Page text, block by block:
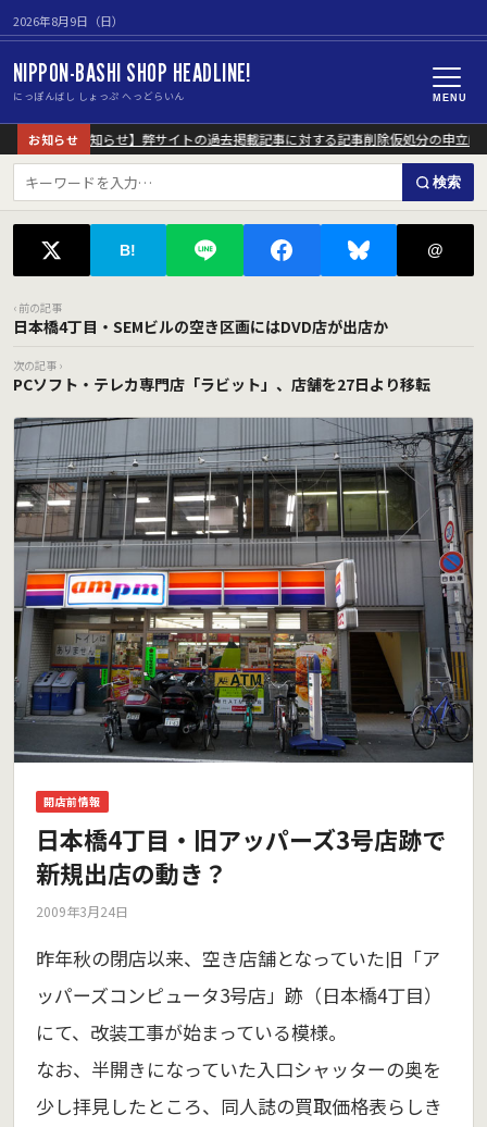
2026年8月9日（日）
NIPPON-BASHI SHOP HEADLINE!
にっぽんばし しょっぷ へっどらいん MENU
お知らせ
【重要なお知らせ】弊サイトの過去掲載記事に対する記事削除仮処分の申立に
検索
B! @
‹ 前の記事
日本橋4丁目・SEMビルの空き区画にはDVD店が出店か
次の記事 ›
PCソフト・テレカ専門店「ラビット」、店舗を27日より移転
開店前情報
日本橋4丁目・旧アッパーズ3号店跡で
新規出店の動き？
2009年3月24日
昨年秋の閉店以来、空き店舗となっていた旧「ア
ッパーズコンピュータ3号店」跡（日本橋4丁目）
にて、改装工事が始まっている模様。
なお、半開きになっていた入口シャッターの奥を
少し拝見したところ、同人誌の買取価格表らしき